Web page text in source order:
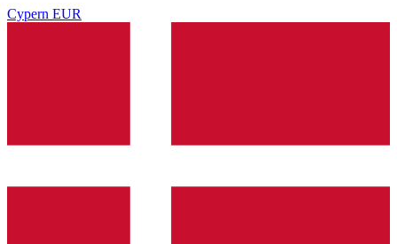
Cypern EUR